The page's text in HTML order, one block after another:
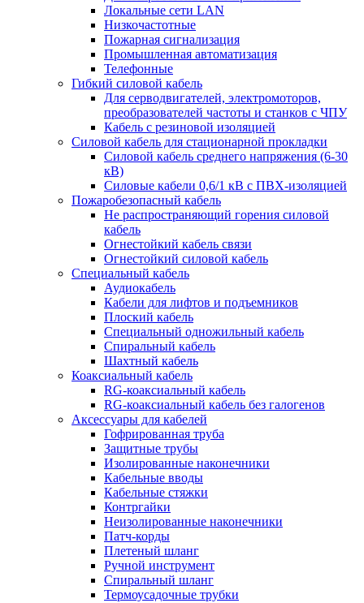
Локальные сети LAN
Низкочастотные
Пожарная сигнализация
Промышленная автоматизация
Телефонные
Гибкий силовой кабель
Для серводвигателей, электромоторов,
преобразователей частоты и станков с ЧПУ
Кабель с резиновой изоляцией
Силовой кабель для стационарной прокладки
Силовой кабель среднего напряжения (6-30
кВ)
Силовые кабели 0,6/1 кВ с ПВХ-изоляцией
Пожаробезопасный кабель
Не распространяющий горения силовой
кабель
Огнестойкий кабель связи
Огнестойкий силовой кабель
Специальный кабель
Аудиокабель
Кабели для лифтов и подъемников
Плоский кабель
Специальный одножильный кабель
Спиральный кабель
Шахтный кабель
Коаксиальный кабель
RG-коаксиальный кабель
RG-коаксиальный кабель без галогенов
Аксессуары для кабелей
Гофрированная труба
Защитные трубы
Изолированные наконечники
Кабельные вводы
Кабельные стяжки
Контргайки
Неизолированные наконечники
Патч-корды
Плетеный шланг
Ручной инструмент
Спиральный шланг
Термоусадочные трубки